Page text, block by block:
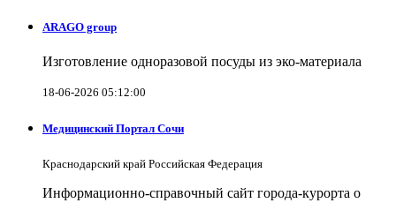
ARAGO group
Изготовление одноразовой посуды из эко-материала
18-06-2026 05:12:00
Медицинский Портал Сочи
Краснодарский край Российская Федерация
Информационно-справочный сайт города-курорта о